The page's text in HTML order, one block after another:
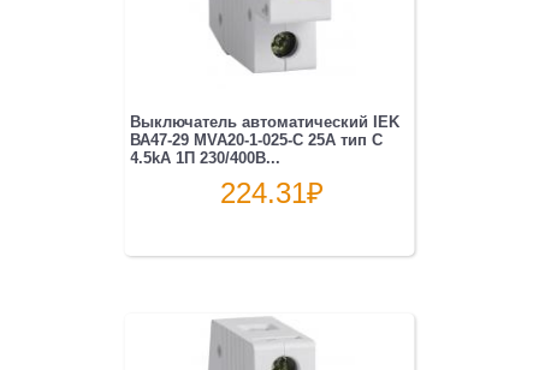
Выключатель автоматический IEK
ВА47-29 MVA20-1-025-C 25A тип C
4.5kA 1П 230/400В...
224.31₽